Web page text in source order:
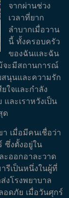
จากผ่านช่วง
เวลาที่ยาก
ลำบากเมื่อวาน
นี้ ทั้งครอบครัว
ของฉันและฉัน
จะมีสถานการณ์
นุนและความรัก
ใจและกำลัง
ละเราหวังเป็น
ด
เมื่อมีคนเชื่อว่า
ซึ่งตั้งอยู่ใน
ออกอาละวาด
รีเป็นหนึ่งในผู้ที่
งโรงพยาบาล
อดภัย เมื่อวันศุกร์